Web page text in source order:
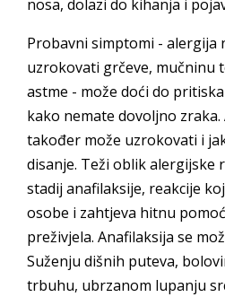
nosa, dolazi do kihanja i
Probavni simptomi - alergija
uzrokovati grčeve, mučninu
astme - može doći do
kako nemate dovoljno zraka.
također može uzrokovati i
disanje. Teži oblik alergijske
stadij anafilaksije, reakcije
osobe i zahtjeva hitnu
preživjela. Anafilaksija se
Suženju dišnih puteva,
trbuhu, ubrzanom lupanju